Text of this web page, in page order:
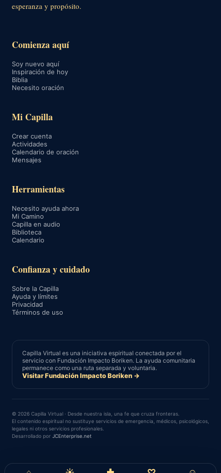
esperanza y propósito.
Comienza aquí
Soy nuevo aquí
Inspiración de hoy
Biblia
Necesito oración
Mi Capilla
Crear cuenta
Actividades
Calendario de oración
Mensajes
Herramientas
Necesito ayuda ahora
Mi Camino
Capilla en audio
Biblioteca
Calendario
Confianza y cuidado
Sobre la Capilla
Ayuda y límites
Privacidad
Términos de uso
Capilla Virtual es una iniciativa espiritual conectada por el
servicio con Fundación Impacto Boriken. La ayuda comunitaria
permanece como una ruta separada y voluntaria.
Visitar Fundación Impacto Boriken →
© 2026 Capilla Virtual · Desde nuestra isla, una fe que cruza fronteras.
El contenido espiritual no sustituye servicios de emergencia, médicos, psicológicos,
legales ni otros servicios profesionales.
Desarrollado por JCEnterprise.net